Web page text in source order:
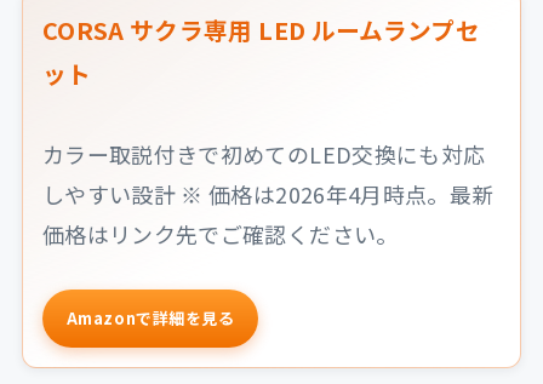
CORSA サクラ専用 LED ルームランプセ
ット
カラー取説付きで初めてのLED交換にも対応
しやすい設計 ※ 価格は2026年4月時点。最新
価格はリンク先でご確認ください。
Amazonで詳細を見る